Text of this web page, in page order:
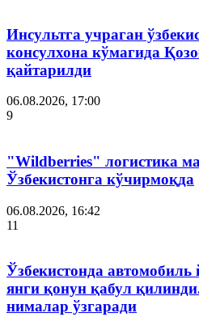
Инсультга учраган
консулхона кўмагида
қайтарилди
06.08.2026, 17:00
9
"Wildberries" логистика
Ўзбекистонга кўчирмоқда
06.08.2026, 16:42
11
Ўзбекистонда автомобиль
янги қонун қабул
нималар ўзгаради